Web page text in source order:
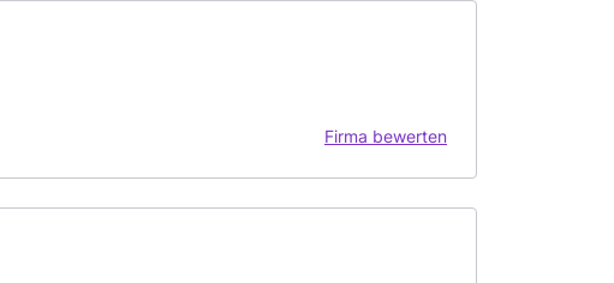
Firma bewerten